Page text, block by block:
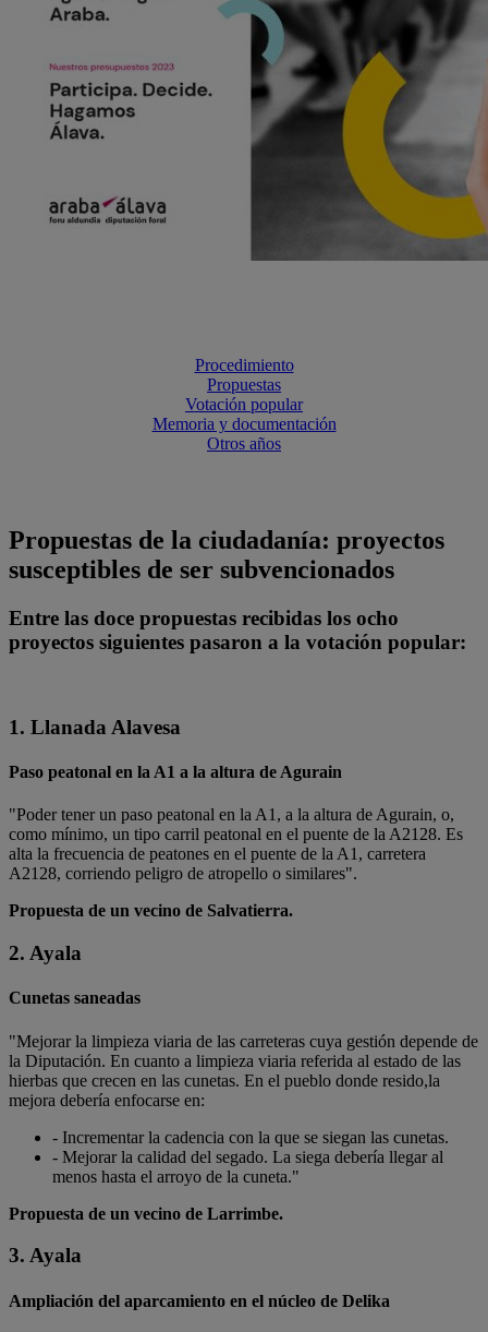
Procedimiento
Propuestas
Votación popular
Memoria y documentación
Otros años
Propuestas de la ciudadanía: proyectos
susceptibles de ser subvencionados
Entre las doce propuestas recibidas los ocho
proyectos siguientes pasaron a la votación popular:
1. Llanada Alavesa
Paso peatonal en la A1 a la altura de Agurain
"Poder tener un paso peatonal en la A1, a la altura de Agurain, o,
como mínimo, un tipo carril peatonal en el puente de la A2128. Es
alta la frecuencia de peatones en el puente de la A1, carretera
A2128, corriendo peligro de atropello o similares".
Propuesta de un vecino de Salvatierra.
2. Ayala
Cunetas saneadas
"Mejorar la limpieza viaria de las carreteras cuya gestión depende de
la Diputación. En cuanto a limpieza viaria referida al estado de las
hierbas que crecen en las cunetas. En el pueblo donde resido,la
mejora debería enfocarse en:
- Incrementar la cadencia con la que se siegan las cunetas.
- Mejorar la calidad del segado. La siega debería llegar al
menos hasta el arroyo de la cuneta."
Propuesta de un vecino de Larrimbe.
3. Ayala
Ampliación del aparcamiento en el núcleo de Delika